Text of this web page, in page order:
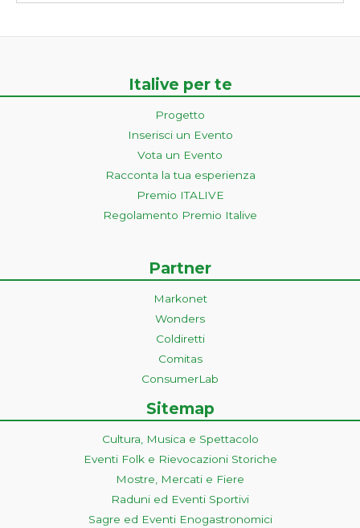
Italive per te
Progetto
Inserisci un Evento
Vota un Evento
Racconta la tua esperienza
Premio ITALIVE
Regolamento Premio Italive
Partner
Markonet
Wonders
Coldiretti
Comitas
ConsumerLab
Sitemap
Cultura, Musica e Spettacolo
Eventi Folk e Rievocazioni Storiche
Mostre, Mercati e Fiere
Raduni ed Eventi Sportivi
Sagre ed Eventi Enogastronomici